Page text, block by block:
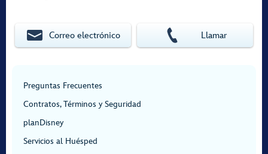
Correo electrónico Llamar
Preguntas Frecuentes
Contratos, Términos y Seguridad
planDisney
Servicios al Huésped